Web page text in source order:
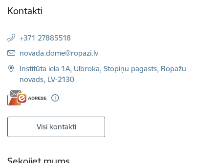
Kontakti
+371 27885518
E-pasts:
novada.dome@ropazi.lv
Institūta iela 1A, Ulbroka, Stopiņu pagasts, Ropažu
novads, LV-2130
Visi kontakti